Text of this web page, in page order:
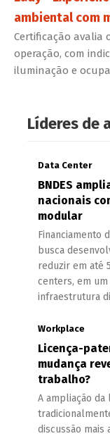
ambiental com
Certificação avalia
operação, com
iluminação e
Líderes de
Data Center
BNDES
nacionais
modular
Financiamento
busca
reduzir em até
centers, em
infraestrutura
Workplace
Licença-
mudança
trabalho?
A ampliação
discussão mais